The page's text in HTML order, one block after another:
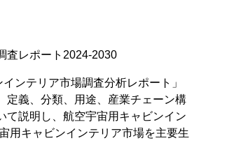
査レポート2024-2030
ンテリア市場調査分析レポート」
定義、分類、用途、産業チェーン構
て説明し、航空宇宙用キャビンイン
用キャビンインテリア市場を主要生